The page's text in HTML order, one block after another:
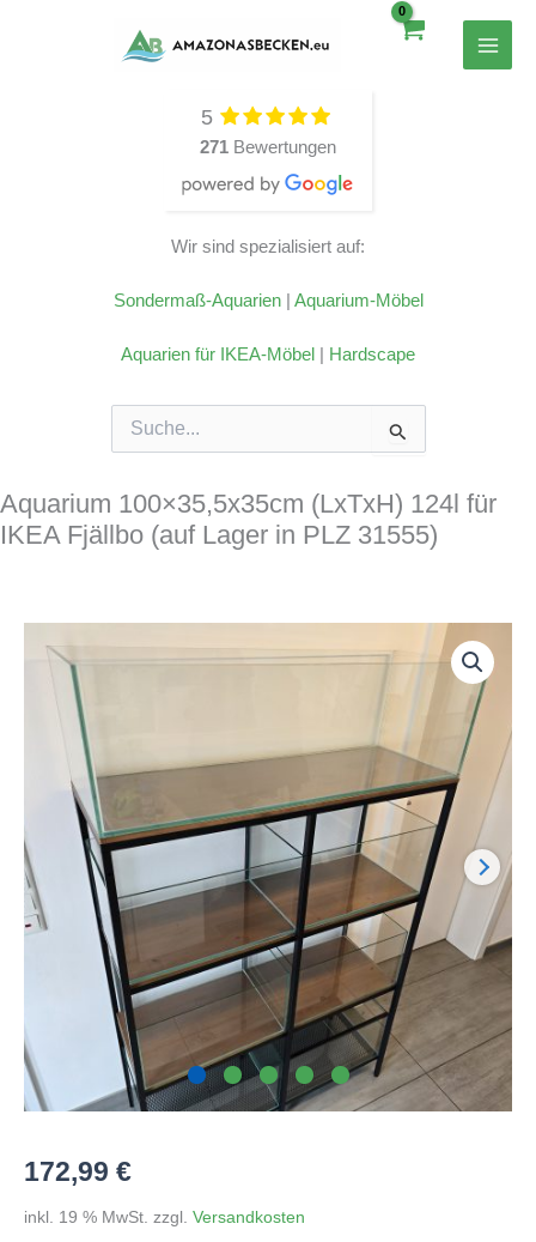
5
271 Bewertungen
Wir sind spezialisiert auf:
Sondermaß-Aquarien| Aquarium-Möbel
Aquarien für IKEA-Möbel | Hardscape
Suchen
nach:
Aquarium 100×35,5x35cm (LxTxH) 124l für
IKEA Fjällbo (auf Lager in PLZ 31555)
172,99 €
inkl. 19 % MwSt. zzgl. Versandkosten